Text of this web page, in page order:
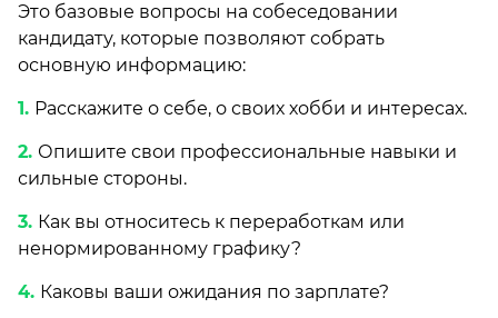
Это базовые вопросы на собеседовании
кандидату, которые позволяют собрать
основную информацию:
Расскажите о себе, о своих хобби и интересах.
Опишите свои профессиональные навыки и
сильные стороны.
Как вы относитесь к переработкам или
ненормированному графику?
Каковы ваши ожидания по зарплате?